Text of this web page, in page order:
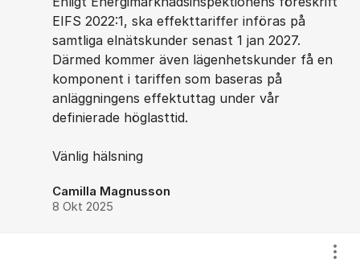
EIFS 2022:1, ska effekttariffer införas på
samtliga elnätskunder senast 1 jan 2027.
Därmed kommer även lägenhetskunder få en
komponent i tariffen som baseras på
anläggningens effektuttag under vår
definierade höglasttid.
Vänlig hälsning
Camilla Magnusson
8 Okt 2025